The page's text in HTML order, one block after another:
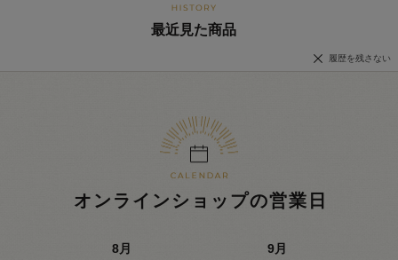
最近見た商品
履歴を残さない
オンラインショップの営業日
8月 9月